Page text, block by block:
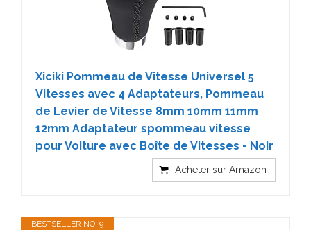
Xiciki Pommeau de Vitesse Universel 5
Vitesses avec 4 Adaptateurs, Pommeau
de Levier de Vitesse 8mm 10mm 11mm
12mm Adaptateur spommeau vitesse
pour Voiture avec Boîte de Vitesses - Noir
Acheter sur Amazon
BESTSELLER NO. 9